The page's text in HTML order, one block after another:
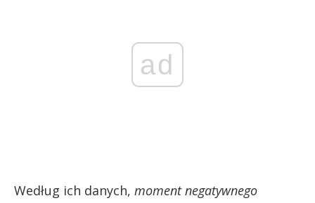
ad
Według ich danych, moment negatywnego